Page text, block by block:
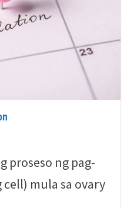
proseso ng pag-
cell) mula sa ovary